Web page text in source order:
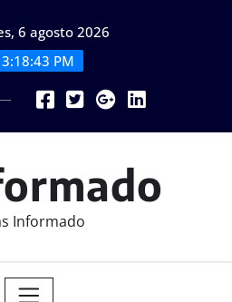
6 agosto 2026
3:18:45 PM
Informado